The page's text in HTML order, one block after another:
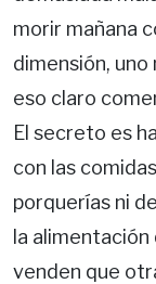
morir mañana
dimensión,
eso claro
El secreto es
con las
porquerías ni
la
venden que